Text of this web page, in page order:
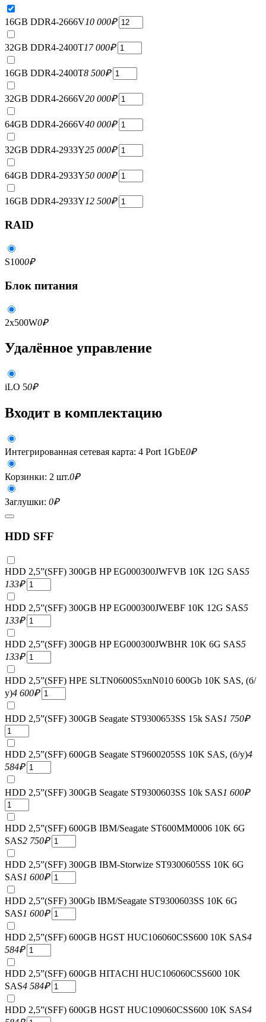
16GB DDR4-2666V10 000₽
32GB DDR4-2400T17 000₽
16GB DDR4-2400T8 500₽
32GB DDR4-2666V20 000₽
64GB DDR4-2666V40 000₽
32GB DDR4-2933Y25 000₽
64GB DDR4-2933Y50 000₽
16GB DDR4-2933Y12 500₽
RAID
S1000₽
Блок питания
2x500W0₽
Удалённое управление
iLO 50₽
Входит в комплектацию
Интегрированная сетевая карта: 4 Port 1GbE0₽
Корзинки: 2 шт.0₽
Заглушки: 0₽
HDD SFF
HDD 2,5”(SFF) 300GB HP EG000300JWFVB 10K 12G SAS5
133₽
HDD 2,5”(SFF) 300GB HP EG000300JWEBF 10K 12G SAS5
133₽
HDD 2,5”(SFF) 300GB HP EG000300JWBHR 10K 6G SAS5
133₽
HDD 2,5”(SFF) HPE SLTN0600S5xnN010 600Gb 10K SAS, (б/
у)4 600₽
HDD 2,5”(SFF) 300GB Seagate ST9300653SS 15k SAS1 750₽
HDD 2,5”(SFF) 600GB Seagate ST9600205SS 10K SAS, (б/у)4
584₽
HDD 2,5”(SFF) 300GB Seagate ST9300603SS 10k SAS1 600₽
HDD 2,5”(SFF) 600GB IBM/Seagate ST600MM0006 10K 6G
SAS2 750₽
HDD 2,5”(SFF) 300GB IBM-Storwize ST9300605SS 10K 6G
SAS1 600₽
HDD 2,5”(SFF) 300Gb IBM/Seagate ST9300603SS 10K 6G
SAS1 600₽
HDD 2,5”(SFF) 600GB HGST HUC106060CSS600 10K SAS4
584₽
HDD 2,5”(SFF) 600GB HITACHI HUC106060CSS600 10K
SAS4 584₽
HDD 2,5”(SFF) 600GB HGST HUC109060CSS600 10K SAS4